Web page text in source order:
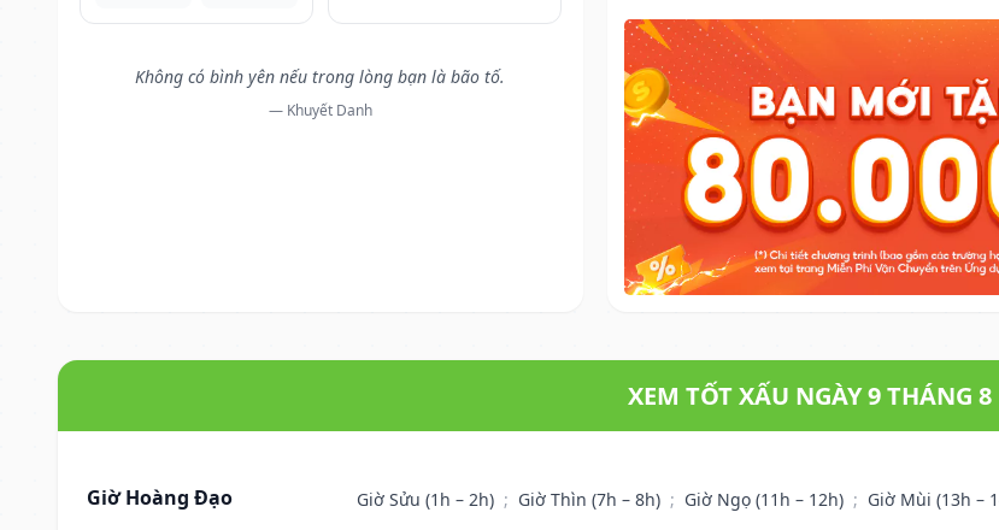
Không có bình yên nếu trong lòng bạn là bão tố.
— Khuyết Danh
XEM TỐT XẤU NGÀY 9 THÁNG 8
Giờ Hoàng Đạo Giờ Sửu (1h – 2h) ; Giờ Thìn (7h – 8h) ; Giờ Ngọ (11h – 12h) ; Giờ Mùi (13h –